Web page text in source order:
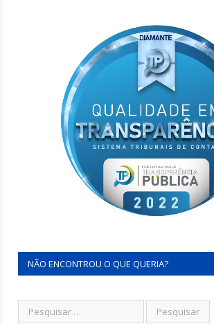
NÃO ENCONTROU O QUE QUERIA?